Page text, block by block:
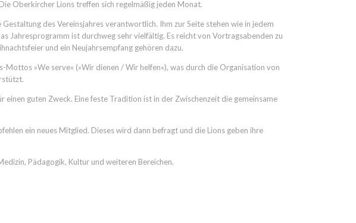
Oberkircher Lions treffen sich regelmäßig jeden Monat.
des Vereinsjahres verantwortlich. Ihm zur Seite stehen wie in jedem
Jahresprogramm ist durchweg sehr vielfältig. Es reicht von Vortragsabenden zu
und ein Neujahrsempfang gehören dazu.
»We serve« (»Wir dienen / Wir helfen«), was durch die Organisation von
guten Zweck. Eine feste Tradition ist in der Zwischenzeit die gemeinsame
ein neues Mitglied. Dieses wird dann befragt und die Lions geben ihre
Pädagogik, Kultur und weiteren Bereichen.